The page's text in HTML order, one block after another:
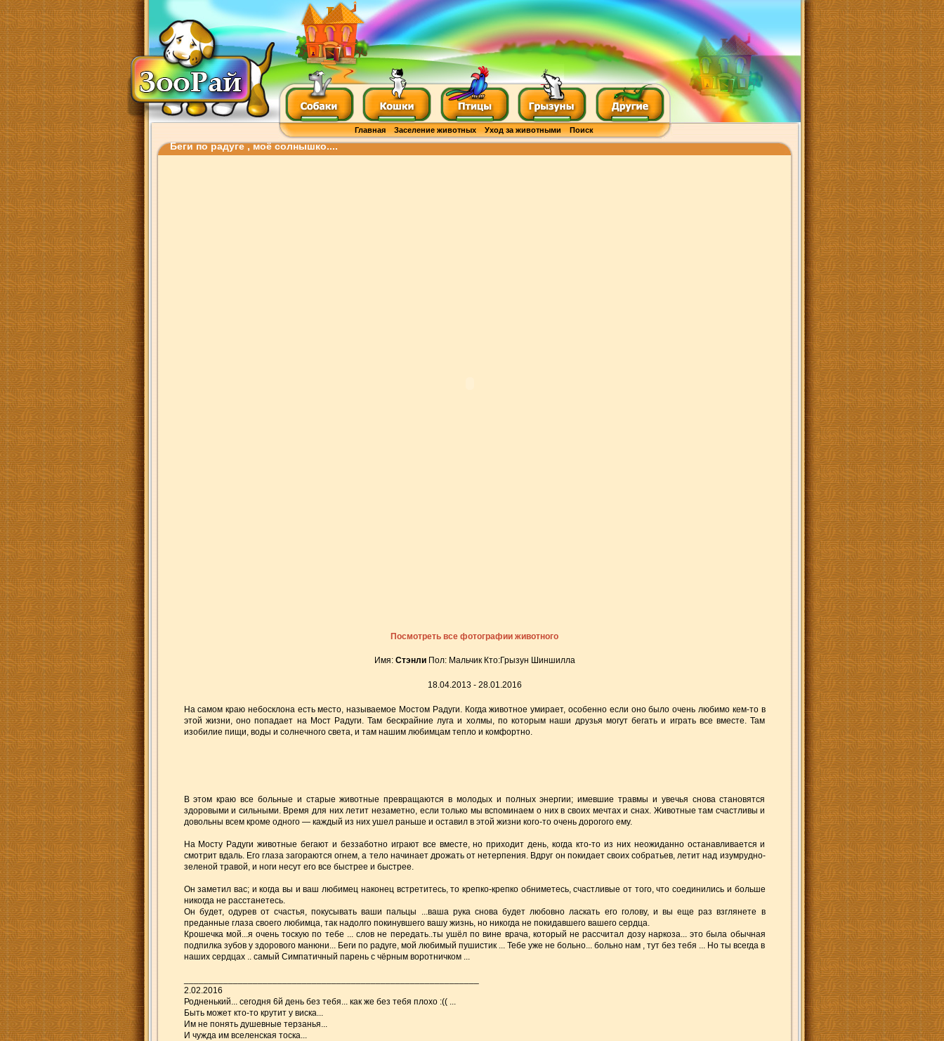
Главная Заселение животных Уход за животными Поиск
Беги по радуге , моё солнышко....
Посмотреть все фотографии животного
Имя: Стэнли Пол: Мальчик Кто:Грызун Шиншилла
18.04.2013 - 28.01.2016
На самом краю небосклона есть место, называемое Мостом Радуги. Когда животное умирает, особенно если оно было очень любимо кем-то в
этой жизни, оно попадает на Мост Радуги. Там бескрайние луга и холмы, по которым наши друзья могут бегать и играть все вместе. Там
изобилие пищи, воды и солнечного света, и там нашим любимцам тепло и комфортно.
В этом краю все больные и старые животные превращаются в молодых и полных энергии; имевшие травмы и увечья снова становятся
здоровыми и сильными. Время для них летит незаметно, если только мы вспоминаем о них в своих мечтах и снах. Животные там счастливы и
довольны всем кроме одного — каждый из них ушел раньше и оставил в этой жизни кого-то очень дорогого ему.
На Мосту Радуги животные бегают и беззаботно играют все вместе, но приходит день, когда кто-то из них неожиданно останавливается и
смотрит вдаль. Его глаза загораются огнем, а тело начинает дрожать от нетерпения. Вдруг он покидает своих собратьев, летит над изумрудно-
зеленой травой, и ноги несут его все быстрее и быстрее.
Он заметил вас; и когда вы и ваш любимец наконец встретитесь, то крепко-крепко обниметесь, счастливые от того, что соединились и больше
никогда не расстанетесь.
Он будет, одурев от счастья, покусывать ваши пальцы ...ваша рука снова будет любовно ласкать его голову, и вы еще раз взглянете в
преданные глаза своего любимца, так надолго покинувшего вашу жизнь, но никогда не покидавшего вашего сердца.
Крошечка мой...я очень тоскую по тебе ... слов не передать..ты ушёл по вине врача, который не рассчитал дозу наркоза... это была обычная
подпилка зубов у здорового манюни... Беги по радуге, мой любимый пушистик ... Тебе уже не больно... больно нам , тут без тебя ... Но ты всегда в
наших сердцах .. самый Симпатичный парень с чёрным воротничком ...
2.02.2016
Родненький... сегодня 6й день без тебя... как же без тебя плохо :(( ...
Быть может кто-то крутит у виска...
Им не понять душевные терзанья...
И чужда им вселенская тоска...